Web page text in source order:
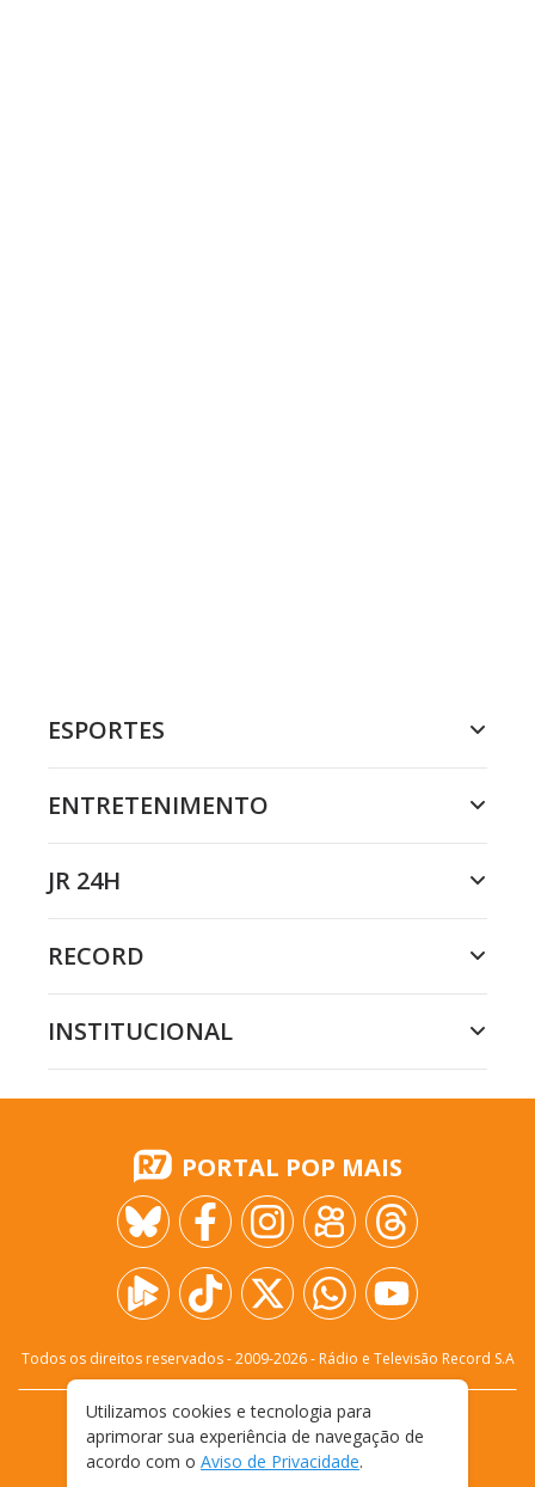
ESPORTES
ENTRETENIMENTO
JR 24H
RECORD
INSTITUCIONAL
PORTAL POP MAIS
Todos os direitos reservados - 2009-2026- Rádio e Televisão Record S.A
FALE CONOSCO
PRIVACIDADE
TERMOS E CONDIÇÕES DE USO
Utilizamos cookies e tecnologia para
aprimorar sua experiência de navegação de
acordo com o Aviso de Privacidade.